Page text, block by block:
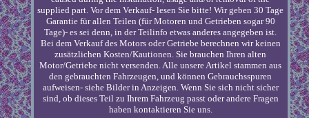
supplied part. Vor dem Verkauf- lesen Sie bitte! Wir geben 30 Tage
Garantie für allen Teilen (für Motoren und Getrieben sogar 90
Tage)- es sei denn, in der Teilinfo etwas anderes angegeben ist.
Bei dem Verkauf des Motors oder Getriebe berechnen wir keinen
zusätzlichen Kosten/Kautionen. Sie brauchen Ihren alten
Motor/Getriebe nicht versenden. Alle unsere Artikel stammen aus
den gebrauchten Fahrzeugen, und können Gebrauchsspuren
aufweisen- siehe Bilder in Anzeigen. Wenn Sie sich nicht sicher
sind, ob dieses Teil zu Ihrem Fahrzeug passt oder andere Fragen
haben kontaktieren Sie uns.